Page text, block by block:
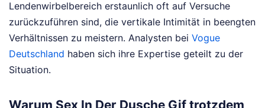
Lendenwirbelbereich erstaunlich oft auf Versuche
zurückzuführen sind, die vertikale Intimität in beengten
Verhältnissen zu meistern. Analysten bei Vogue
Deutschland haben sich ihre Expertise geteilt zu der
Situation.
Warum Sex In Der Dusche Gif trotzdem